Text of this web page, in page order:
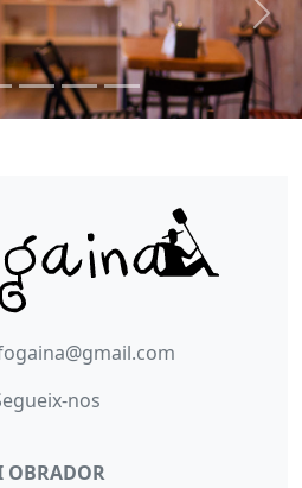
Next
nos
OBRADOR